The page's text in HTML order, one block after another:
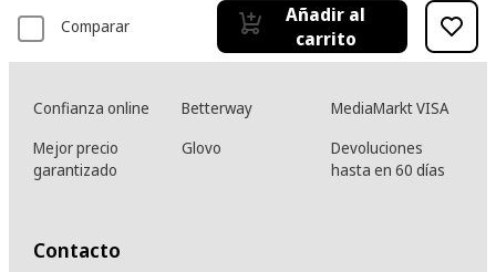
Comparar
Añadir al
carrito
Confianza online Betterway
MediaMarkt VISA
Mejor precio
garantizado
Glovo
Devoluciones
hasta en 60 días
Contacto